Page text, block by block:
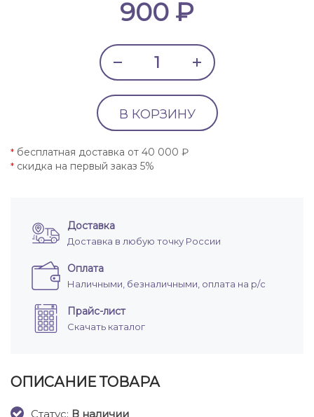
900 ₽
В КОРЗИНУ
* бесплатная доставка от 40 000 ₽
* скидка на первый заказ 5%
Доставка
Доставка в любую точку России
Оплата
Наличными, безналичными, оплата на р/с
Прайс-лист
Скачать каталог
ОПИСАНИЕ ТОВАРА
Cтатус: В наличии